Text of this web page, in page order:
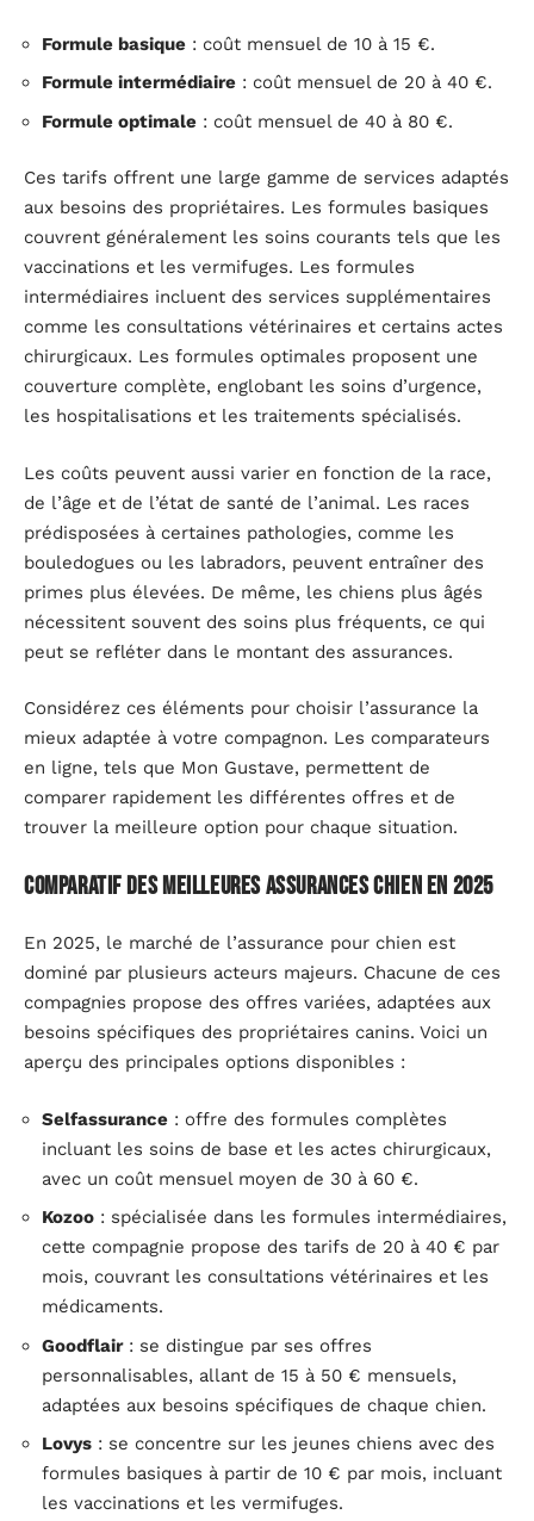
Formule basique : coût mensuel de 10 à 15 €.
Formule intermédiaire : coût mensuel de 20 à 40 €.
Formule optimale : coût mensuel de 40 à 80 €.
Ces tarifs offrent une large gamme de services adaptés
aux besoins des propriétaires. Les formules basiques
couvrent généralement les soins courants tels que les
vaccinations et les vermifuges. Les formules
intermédiaires incluent des services supplémentaires
comme les consultations vétérinaires et certains actes
chirurgicaux. Les formules optimales proposent une
couverture complète, englobant les soins d’urgence,
les hospitalisations et les traitements spécialisés.
Les coûts peuvent aussi varier en fonction de la race,
de l’âge et de l’état de santé de l’animal. Les races
prédisposées à certaines pathologies, comme les
bouledogues ou les labradors, peuvent entraîner des
primes plus élevées. De même, les chiens plus âgés
nécessitent souvent des soins plus fréquents, ce qui
peut se refléter dans le montant des assurances.
Considérez ces éléments pour choisir l’assurance la
mieux adaptée à votre compagnon. Les comparateurs
en ligne, tels que Mon Gustave, permettent de
comparer rapidement les différentes offres et de
trouver la meilleure option pour chaque situation.
Comparatif des meilleures assurances chien en 2025
En 2025, le marché de l’assurance pour chien est
dominé par plusieurs acteurs majeurs. Chacune de ces
compagnies propose des offres variées, adaptées aux
besoins spécifiques des propriétaires canins. Voici un
aperçu des principales options disponibles :
Selfassurance : offre des formules complètes
incluant les soins de base et les actes chirurgicaux,
avec un coût mensuel moyen de 30 à 60 €.
Kozoo : spécialisée dans les formules intermédiaires,
cette compagnie propose des tarifs de 20 à 40 € par
mois, couvrant les consultations vétérinaires et les
médicaments.
Goodflair: se distingue par ses offres
personnalisables, allant de 15 à 50 € mensuels,
adaptées aux besoins spécifiques de chaque chien.
Lovys : se concentre sur les jeunes chiens avec des
formules basiques à partir de 10 € par mois, incluant
les vaccinations et les vermifuges.